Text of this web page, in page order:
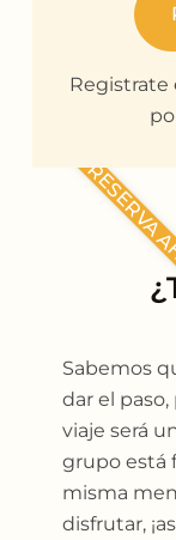
Registrate
Sabemos
dar el
viaje será
grupo está
misma
disfrutar,